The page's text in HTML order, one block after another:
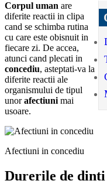
Corpul uman are
diferite reactii in clipa
cand se schimba rutina
cu care este obisnuit in
fiecare zi. De accea,
atunci cand plecati in
concediu, asteptati-va la
diferite reactii ale
organismului de tipul
unorafectiuni mai
usoare.
Afectiuni in concediu
Durerile de dinti